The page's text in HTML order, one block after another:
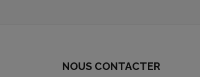
NOUS CONTACTER